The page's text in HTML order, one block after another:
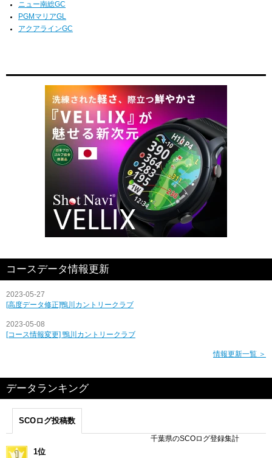
ニュー南総GC
PGMマリアGL
アクアラインGC
コースデータ情報更新
2023-05-27
[高度データ修正]鴨川カントリークラブ
2023-05-08
[コース情報変更] 鴨川カントリークラブ
情報更新一覧 ＞
データランキング
SCOログ投稿数
千葉県のSCOログ登録集計
1位